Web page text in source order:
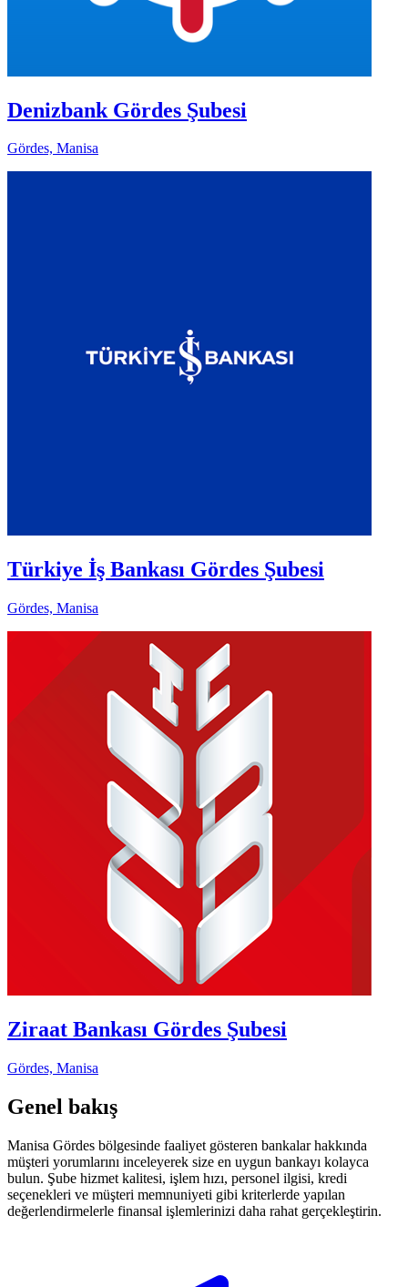
Denizbank Gördes Şubesi
Gördes, Manisa
Türkiye İş Bankası Gördes Şubesi
Gördes, Manisa
Ziraat Bankası Gördes Şubesi
Gördes, Manisa
Genel bakış
Manisa Gördes bölgesinde faaliyet gösteren bankalar hakkında
müşteri yorumlarını inceleyerek size en uygun bankayı kolayca
bulun. Şube hizmet kalitesi, işlem hızı, personel ilgisi, kredi
seçenekleri ve müşteri memnuniyeti gibi kriterlerde yapılan
değerlendirmelerle finansal işlemlerinizi daha rahat gerçekleştirin.